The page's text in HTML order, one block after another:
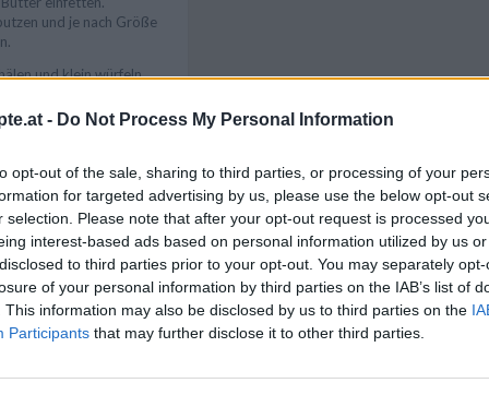
- Do Not Process My Personal Information
opt-out of the sale, sharing to third parties, or processing of your
for targeted advertising by us, please use the below opt-out
selection. Please note that after your opt-out request is processed
interest-based ads based on personal information utilized by us
to third parties prior to your opt-out. You may separately
of your personal information by third parties on the IAB’s list of
This information may also be disclosed by us to third parties on the
Participants that may further disclose it to other third parties.
und je nach Größe
und klein würfeln.
klein würfeln.
und kandiertem Ingwer
Kokosraspeln, Zimt und
mischen. Die zerlassene
alles mit den Händen zu
und mit den Streuseln
30 Minuten backen, bis
sind.